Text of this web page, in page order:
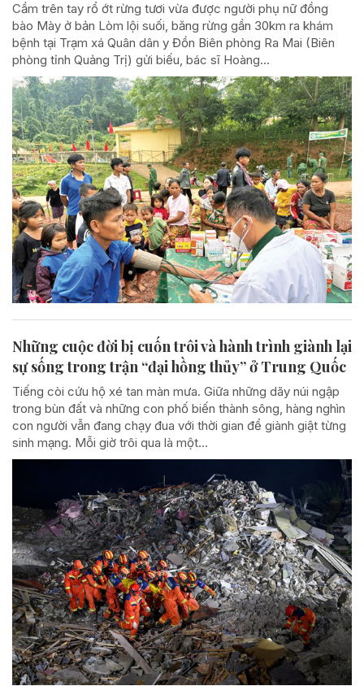
Cầm trên tay rổ ớt rừng tươi vừa được người phụ nữ đồng
bào Mày ở bản Lòm lội suối, băng rừng gần 30km ra khám
bệnh tại Trạm xá Quân dân y Đồn Biên phòng Ra Mai (Biên
phòng tỉnh Quảng Trị) gửi biếu, bác sĩ Hoàng...
Những cuộc đời bị cuốn trôi và hành trình giành lại
sự sống trong trận “đại hồng thủy” ở Trung Quốc
Tiếng còi cứu hộ xé tan màn mưa. Giữa những dãy núi ngập
trong bùn đất và những con phố biến thành sông, hàng nghìn
con người vẫn đang chạy đua với thời gian để giành giật từng
sinh mạng. Mỗi giờ trôi qua là một...